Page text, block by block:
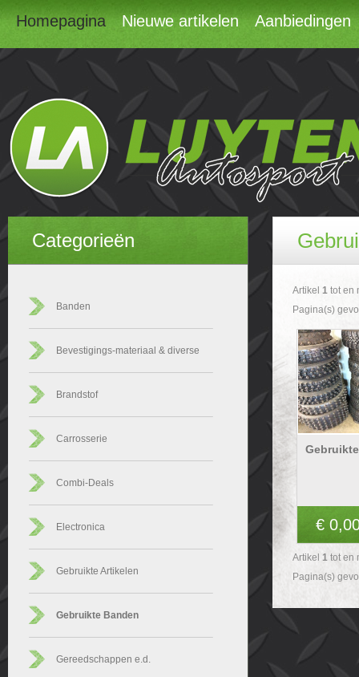
Homepagina Nieuwe artikelen Aanbiedingen
Categorieën
Banden
Bevestigings-materiaal & diverse
Brandstof
Carrosserie
Combi-Deals
Electronica
Gebruikte Artikelen
Gebruikte Banden
Gereedschappen e.d.
Artikel 1 tot en
Pagina(s)
€
Artikel 1 tot en
Pagina(s)